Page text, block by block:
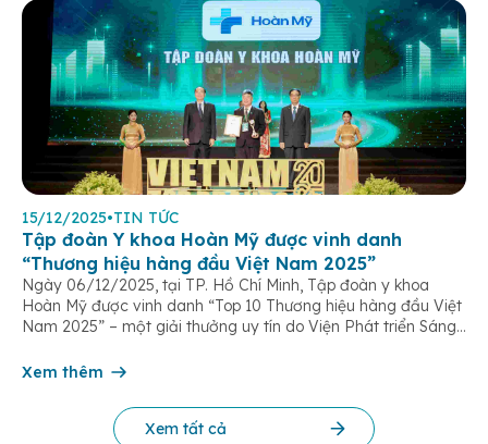
15/12/2025•TIN TỨC
Tập đoàn Y khoa Hoàn Mỹ được vinh danh
“Thương hiệu hàng đầu Việt Nam 2025”
Ngày 06/12/2025, tại TP. Hồ Chí Minh, Tập đoàn y khoa
Hoàn Mỹ được vinh danh “Top 10 Thương hiệu hàng đầu Việt
Nam 2025” – một giải thưởng uy tín do Viện Phát triển Sáng
cứu Phát triển Doanh nghiệp Châu Á […]
Xem thêm
Xem tất cả